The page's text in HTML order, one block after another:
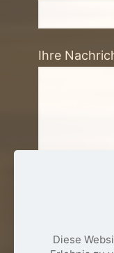
Ihre
Diese